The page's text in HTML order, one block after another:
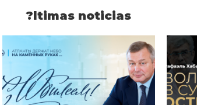
?ltimas noticias